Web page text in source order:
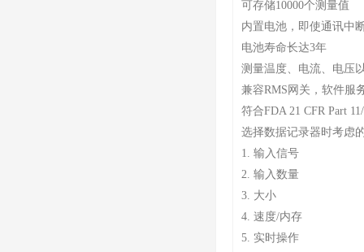
可存储10000个测量值
内置电池，即使通讯中
电池寿命长达3年
测量温度、电流、电压
兼容RMS网关，软件服
符合FDA 21 CFR Part
选择数据记录器时考虑
1. 输入信号
2. 输入数量
3. 大小
4. 速度/内存
5. 实时操作